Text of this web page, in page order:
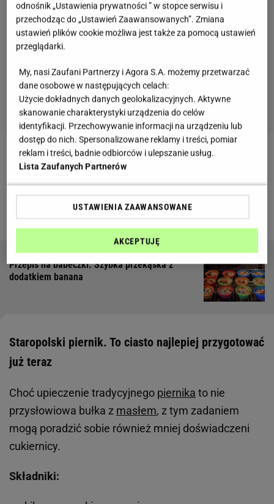
Zobacz wideoPrzepisy na pyszne ciasta
Szukasz podobnych treści? SprawdźGazeta.pl
Przepis na babeczki. Szybka przekąska z
dodatkiem banana
Staropolski piernik. To ciasto najlepiej przygotować
już teraz
Choć upieczenie tradycyjnego piernika to nie
przysłowiowa bułka z masłem, z tym zadaniem
mogą poradzić sobie również mniej doświadczeni
cukiernicy.
Składniki:
odnośnik „Ustawienia prywatności ” w stopce serwisu i
przechodząc do „Ustawień Zaawansowanych”. Zmiana
ustawień plików cookie możliwa jest także za pomocą ustawień
przeglądarki.
My, nasi Zaufani Partnerzy i Agora S.A. możemy przetwarzać
dane osobowe w następujących celach:
Użycie dokładnych danych geolokalizacyjnych. Aktywne
skanowanie charakterystyki urządzenia do celów
identyfikacji. Przechowywanie informacji na urządzeniu lub
dostęp do nich. Spersonalizowane reklamy i treści, pomiar
reklam i treści, badnie odbiorców i ulepszanie usług.
Lista Zaufanych Partnerów
USTAWIENIA ZAAWANSOWANE
AKCEPTUJĘ